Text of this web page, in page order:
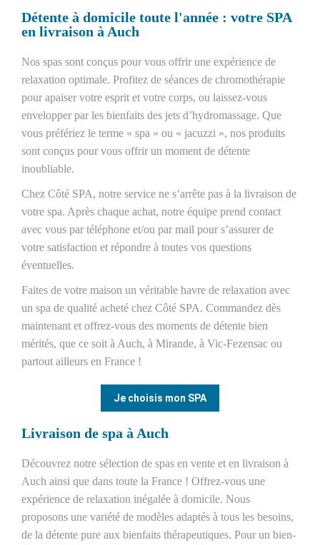
Détente à domicile toute l'année : votre SPA
en livraison à Auch
Nos spas sont conçus pour vous offrir une expérience de
relaxation optimale. Profitez de séances de chromothérapie
pour apaiser votre esprit et votre corps, ou laissez-vous
envelopper par les bienfaits des jets d’hydromassage. Que
vous préfériez le terme « spa » ou « jacuzzi », nos produits
sont conçus pour vous offrir un moment de détente
inoubliable.
Chez Côté SPA, notre service ne s’arrête pas à la livraison de
votre spa. Après chaque achat, notre équipe prend contact
avec vous par téléphone et/ou par mail pour s’assurer de
votre satisfaction et répondre à toutes vos questions
éventuelles.
Faites de votre maison un véritable havre de relaxation avec
un spa de qualité acheté chez Côté SPA. Commandez dès
maintenant et offrez-vous des moments de détente bien
mérités, que ce soit à Auch, à Mirande, à Vic-Fezensac ou
partout ailleurs en France !
Je choisis mon SPA
Livraison de spa à Auch
Découvrez notre sélection de spas en vente et en livraison à
Auch ainsi que dans toute la France ! Offrez-vous une
expérience de relaxation inégalée à domicile. Nous
proposons une variété de modèles adaptés à tous les besoins,
de la détente pure aux bienfaits thérapeutiques. Pour un bien-